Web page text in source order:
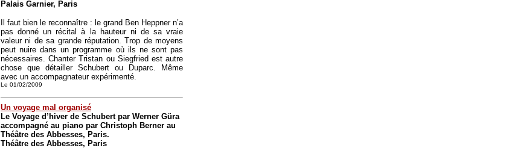
Palais Garnier, Paris
Il faut bien le reconnaître : le grand Ben Heppner n’a
pas donné un récital à la hauteur ni de sa vraie
valeur ni de sa grande réputation. Trop de moyens
peut nuire dans un programme où ils ne sont pas
nécessaires. Chanter Tristan ou Siegfried est autre
chose que détailler Schubert ou Duparc. Même
avec un accompagnateur expérimenté.
Le 01/02/2009
Un voyage mal organisé
Le Voyage d’hiver de Schubert par Werner Güra
accompagné au piano par Christoph Berner au
Théâtre des Abbesses, Paris.
Théâtre des Abbesses, Paris